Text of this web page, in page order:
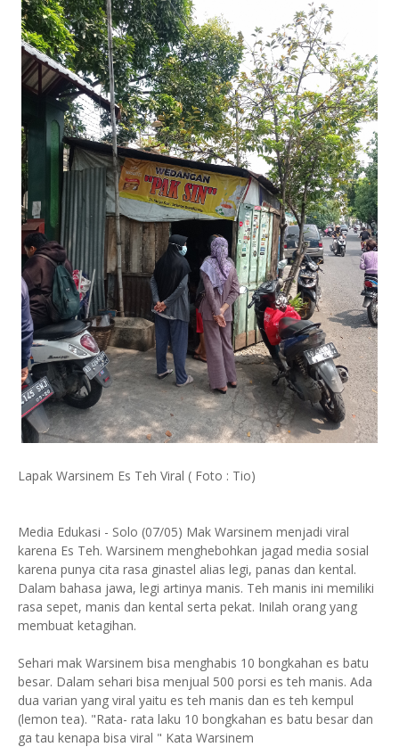
Lapak Warsinem Es Teh Viral ( Foto : Tio)
Media Edukasi - Solo (07/05) Mak Warsinem menjadi viral
karena Es Teh. Warsinem menghebohkan jagad media sosial
karena punya cita rasa ginastel alias legi, panas dan kental.
Dalam bahasa jawa, legi artinya manis. Teh manis ini memiliki
rasa sepet, manis dan kental serta pekat. Inilah orang yang
membuat ketagihan.
Sehari mak Warsinem bisa menghabis 10 bongkahan es batu
besar. Dalam sehari bisa menjual 500 porsi es teh manis. Ada
dua varian yang viral yaitu es teh manis dan es teh kempul
(lemon tea). "Rata- rata laku 10 bongkahan es batu besar dan
ga tau kenapa bisa viral " Kata Warsinem